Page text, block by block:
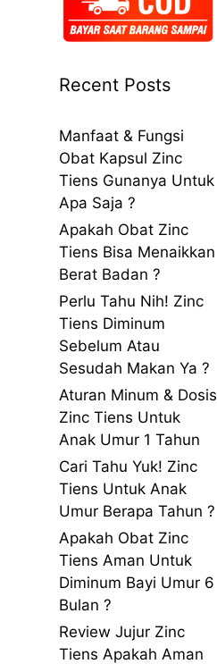
Recent Posts
Manfaat & Fungsi
Obat Kapsul Zinc
Tiens Gunanya Untuk
Apa Saja ?
Apakah Obat Zinc
Tiens Bisa Menaikkan
Berat Badan ?
Perlu Tahu Nih! Zinc
Tiens Diminum
Sebelum Atau
Sesudah Makan Ya ?
Aturan Minum & Dosis
Zinc Tiens Untuk
Anak Umur 1 Tahun
Cari Tahu Yuk! Zinc
Tiens Untuk Anak
Umur Berapa Tahun ?
Apakah Obat Zinc
Tiens Aman Untuk
Diminum Bayi Umur 6
Bulan ?
Review Jujur Zinc
Tiens Apakah Aman